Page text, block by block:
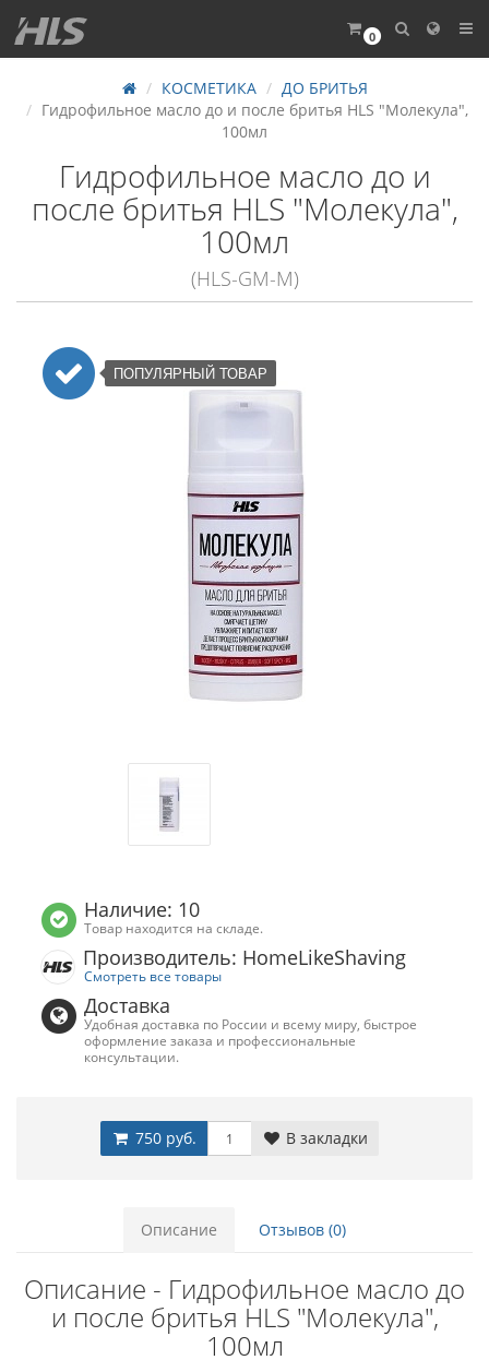
0
КОСМЕТИКА
ДО БРИТЬЯ
Гидрофильное масло до и после бритья HLS "Молекула",
100мл
Гидрофильное масло до и
после бритья HLS "Молекула",
100мл
(HLS-GM-M)
ПОПУЛЯРНЫЙ ТОВАР
Наличие: 10
Товар находится на складе.
Производитель: HomeLikeShaving
Смотреть все товары
Доставка
Удобная доставка по России и всему миру, быстрое
оформление заказа и профессиональные
консультации.
750 руб. В закладки
Описание Отзывов (0)
Описание - Гидрофильное масло до
и после бритья HLS "Молекула",
100мл